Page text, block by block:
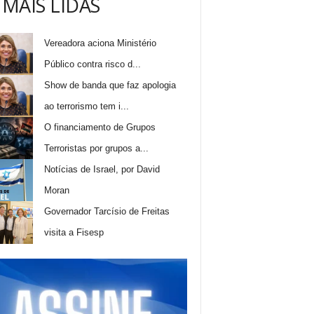
LIDAS
Vereadora aciona Ministério
Público contra risco d...
Show de banda que faz apologia
ao terrorismo tem i...
O financiamento de Grupos
Terroristas por grupos a...
Notícias de Israel, por David
Moran
Governador Tarcísio de Freitas
visita a Fisesp